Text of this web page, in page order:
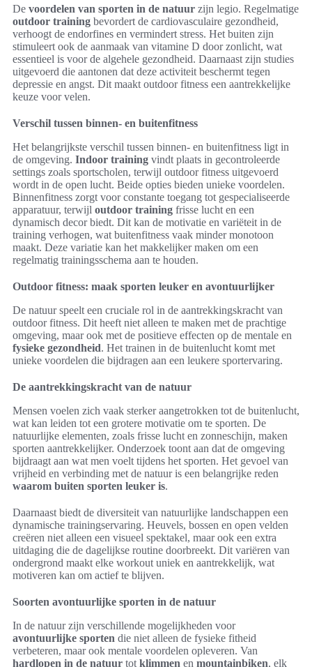
De voordelen van sporten in de natuur zijn legio. Regelmatige
outdoor training bevordert de cardiovasculaire gezondheid,
verhoogt de endorfines en vermindert stress. Het buiten zijn
stimuleert ook de aanmaak van vitamine D door zonlicht, wat
essentieel is voor de algehele gezondheid. Daarnaast zijn studies
uitgevoerd die aantonen dat deze activiteit beschermt tegen
depressie en angst. Dit maakt outdoor fitness een aantrekkelijke
keuze voor velen.
Verschil tussen binnen- en buitenfitness
Het belangrijkste verschil tussen binnen- en buitenfitness ligt in
de omgeving. Indoor training vindt plaats in gecontroleerde
settings zoals sportscholen, terwijl outdoor fitness uitgevoerd
wordt in de open lucht. Beide opties bieden unieke voordelen.
Binnenfitness zorgt voor constante toegang tot gespecialiseerde
apparatuur, terwijl outdoor training frisse lucht en een
dynamisch decor biedt. Dit kan de motivatie en variëteit in de
training verhogen, wat buitenfitness vaak minder monotoon
maakt. Deze variatie kan het makkelijker maken om een
regelmatig trainingsschema aan te houden.
Outdoor fitness: maak sporten leuker en avontuurlijker
De natuur speelt een cruciale rol in de aantrekkingskracht van
outdoor fitness. Dit heeft niet alleen te maken met de prachtige
omgeving, maar ook met de positieve effecten op de mentale en
fysieke gezondheid. Het trainen in de buitenlucht komt met
unieke voordelen die bijdragen aan een leukere sportervaring.
De aantrekkingskracht van de natuur
Mensen voelen zich vaak sterker aangetrokken tot de buitenlucht,
wat kan leiden tot een grotere motivatie om te sporten. De
natuurlijke elementen, zoals frisse lucht en zonneschijn, maken
sporten aantrekkelijker. Onderzoek toont aan dat de omgeving
bijdraagt aan wat men voelt tijdens het sporten. Het gevoel van
vrijheid en verbinding met de natuur is een belangrijke reden
waarom buiten sporten leuker is.
Daarnaast biedt de diversiteit van natuurlijke landschappen een
dynamische trainingservaring. Heuvels, bossen en open velden
creëren niet alleen een visueel spektakel, maar ook een extra
uitdaging die de dagelijkse routine doorbreekt. Dit variëren van
ondergrond maakt elke workout uniek en aantrekkelijk, wat
motiveren kan om actief te blijven.
Soorten avontuurlijke sporten in de natuur
In de natuur zijn verschillende mogelijkheden voor
avontuurlijke sporten die niet alleen de fysieke fitheid
verbeteren, maar ook mentale voordelen opleveren. Van
hardlopen in de natuur tot klimmen en mountainbiken, elk